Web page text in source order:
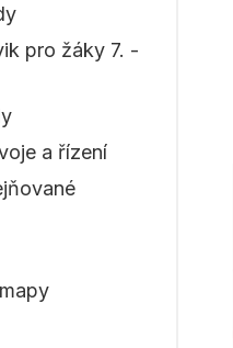
pro žáky 7. -
a řízení